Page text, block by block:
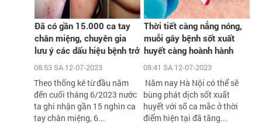
Đã có gần 15.000 ca tay
chân miệng, chuyên gia
lưu ý các dấu hiệu bệnh trở
nặng cần biết
08:53 SA 12-07-2023
Theo thống kê từ đầu năm
đến cuối tháng 6/2023 nước
ta ghi nhận gần 15 nghìn ca
tay chân miệng, 6...
Thời tiết càng nắng nóng,
muỗi gây bệnh sốt xuất
huyết càng hoành hành
08:41 SA 12-07-2023
Năm nay Hà Nội có thể sẽ
bùng phát dịch sốt xuất
huyết với số ca mắc ở thời
điểm hiện tại đã tăng...